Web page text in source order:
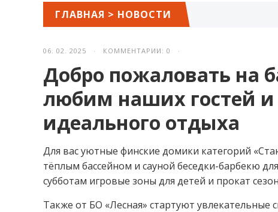
ГЛАВНАЯ > НОВОСТИ
06. 02. 2025 · КОММЕНТАРИИ: 0 ·
Добро пожаловать на
любим наших гостей и
идеального отдыха
Для вас уютные финские домики категорий
тёплым бассейном и сауной беседки-барбекю
субботам игровые зоны для детей и прокат
Также от БО «Лесная» стартуют увлекательные